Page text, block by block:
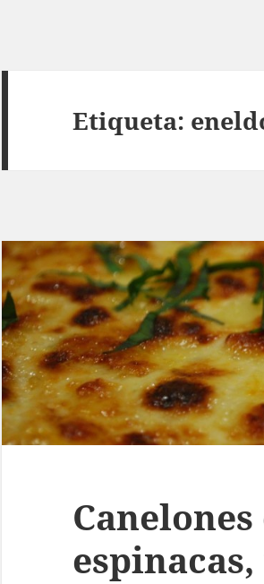
Etiqueta: